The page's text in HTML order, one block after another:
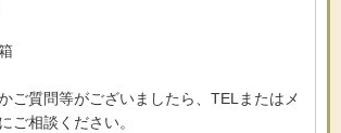
ご質問等がございましたら、TELまたはメ
ご相談ください。